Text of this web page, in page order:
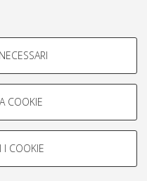
le caratteristiche della
in base al loro comportamento
COOKIE
I COOKIE